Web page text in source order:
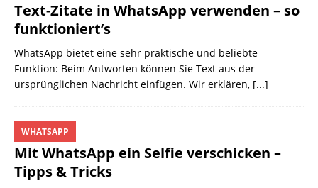
Text-Zitate in WhatsApp verwenden – so
funktioniert’s
WhatsApp bietet eine sehr praktische und beliebte
Funktion: Beim Antworten können Sie Text aus der
ursprünglichen Nachricht einfügen. Wir erklären, [...]
Mit WhatsApp ein Selfie verschicken –
Tipps & Tricks
WHATSAPP